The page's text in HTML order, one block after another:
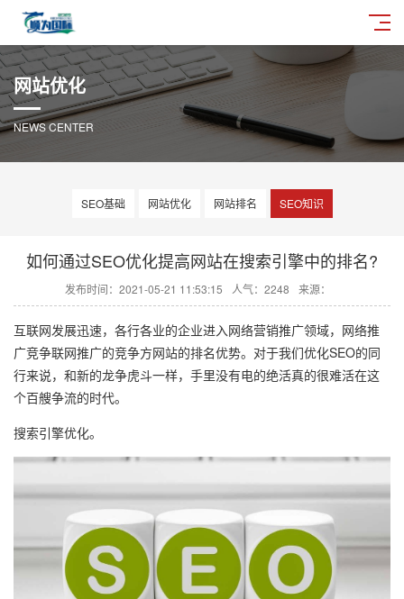
网站优化
NEWS CENTER
SEO基础 网站优化 网站排名 SEO知识
如何通过SEO优化提高网站在搜索引擎中的排名?
发布时间：2021-05-21 11:53:15 人气：2248 来源：
互联网发展迅速，各行各业的企业进入网络营销推广领域，网络推
广竞争联网推广的竞争方网站的排名优势。对于我们优化SEO的同
行来说，和新的龙争虎斗一样，手里没有电的绝活真的很难活在这
个百艘争流的时代。
搜索引擎优化。